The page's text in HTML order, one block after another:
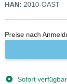
HAN: 2010-OAST
Preise nach
Sofort verfügbar